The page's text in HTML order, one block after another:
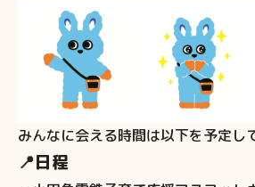
みんなに会える時間は以下を予定し
📍日程